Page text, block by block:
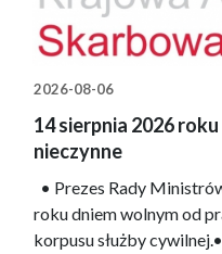
2026-08-06
14 sierpnia 2026
nieczynne
• Prezes Rady
roku dniem wolnym od
korpusu służby